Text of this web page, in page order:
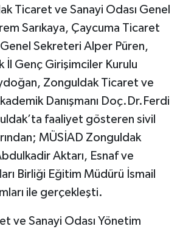
Ticaret ve Sanayi Odası Genel
Sarıkaya, Çaycuma Ticaret
Genel Sekreteri Alper Püren,
İl Genç Girişimciler Kurulu
Zonguldak Ticaret ve
Danışmanı Doç.Dr.Ferdi
faaliyet gösteren sivil
MÜSİAD Zonguldak
Aktarı, Esnaf ve
Birliği Eğitim Müdürü İsmail
ile gerçekleşti.
ve Sanayi Odası Yönetim